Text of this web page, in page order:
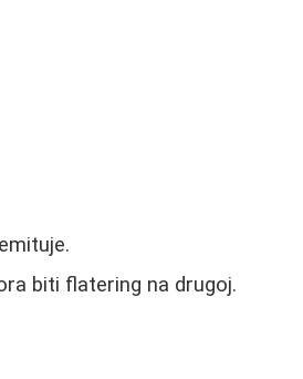
biti flatering na drugoj.